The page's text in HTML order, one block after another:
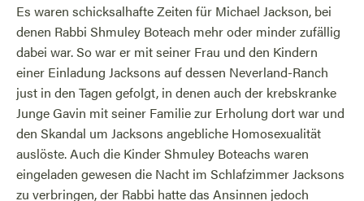
Es waren schicksalhafte Zeiten für Michael Jackson, bei
denen Rabbi Shmuley Boteach mehr oder minder zufällig
dabei war. So war er mit seiner Frau und den Kindern
einer Einladung Jacksons auf dessen Neverland-Ranch
just in den Tagen gefolgt, in denen auch der krebskranke
Junge Gavin mit seiner Familie zur Erholung dort war und
den Skandal um Jacksons angebliche Homosexualität
auslöste. Auch die Kinder Shmuley Boteachs waren
eingeladen gewesen die Nacht im Schlafzimmer Jacksons
zu verbringen, der Rabbi hatte das Ansinnen jedoch